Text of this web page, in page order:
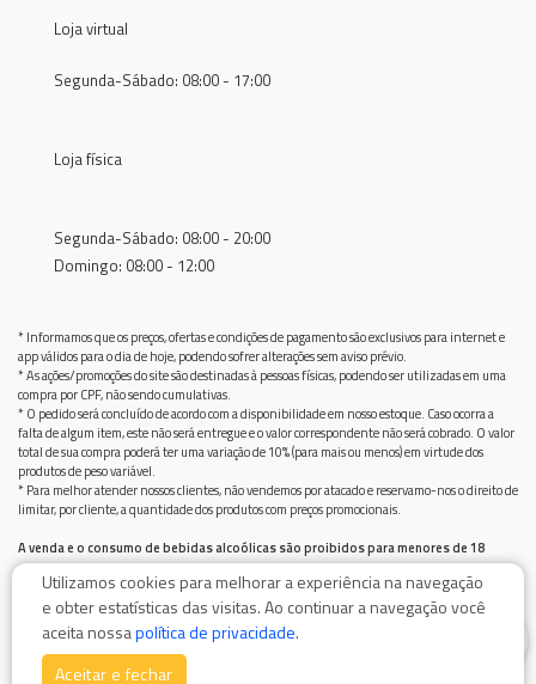
Loja virtual
Segunda-Sábado: 08:00 - 17:00
Loja física
Segunda-Sábado: 08:00 - 20:00
Domingo: 08:00 - 12:00
* Informamos que os preços, ofertas e condições de pagamento são exclusivos para internet e
app válidos para o dia de hoje, podendo sofrer alterações sem aviso prévio.
* As ações/promoções do site são destinadas à pessoas físicas, podendo ser utilizadas em uma
compra por CPF, não sendo cumulativas.
* O pedido será concluído de acordo com a disponibilidade em nosso estoque. Caso ocorra a
falta de algum item, este não será entregue e o valor correspondente não será cobrado. O valor
total de sua compra poderá ter uma variação de 10% (para mais ou menos) em virtude dos
produtos de peso variável.
* Para melhor atender nossos clientes, não vendemos por atacado e reservamo-nos o direito de
limitar, por cliente, a quantidade dos produtos com preços promocionais.
A venda e o consumo de bebidas alcoólicas são proibidos para menores de 18
anos.
Bebida alcoólica pode causar dependência química e, em excesso, provoca graves males à saúde.
Beba com moderação
Utilizamos cookies para melhorar a experiência na navegação
e obter estatísticas das visitas. Ao continuar a navegação você
aceita nossapolítica de privacidade.
Aceitar e fechar